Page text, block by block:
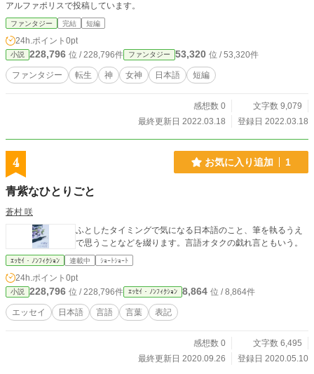
アルファポリスで投稿しています。
ファンタジー 完結 短編
24h.ポイント 0pt
小説 228,796 位 / 228,796件 ファンタジー 53,320 位 / 53,320件
ファンタジー 転生 神 女神 日本語 短編
感想数 0
文字数 9,079
最終更新日 2022.03.18
登録日 2022.03.18
4 お気に入り追加 1
青紫なひとりごと
蒼村 咲
ふとしたタイミングで気になる日本語のこと、筆を執るうえ
で思うことなどを綴ります。言語オタクの戯れ言ともいう。
ｴｯｾｲ・ﾉﾝﾌｨｸｼｮﾝ 連載中 ｼｮｰﾄｼｮｰﾄ
24h.ポイント 0pt
小説 228,796 位 / 228,796件 ｴｯｾｲ・ﾉﾝﾌｨｸｼｮﾝ 8,864 位 / 8,864件
エッセイ 日本語 言語 言葉 表記
感想数 0
文字数 6,495
最終更新日 2020.09.26
登録日 2020.05.10